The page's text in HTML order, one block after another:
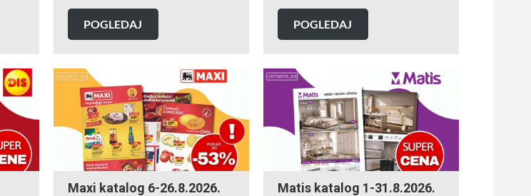
POGLEDAJ POGLEDAJ
Maxi katalog 6-26.8.2026. Matis katalog 1-31.8.2026.